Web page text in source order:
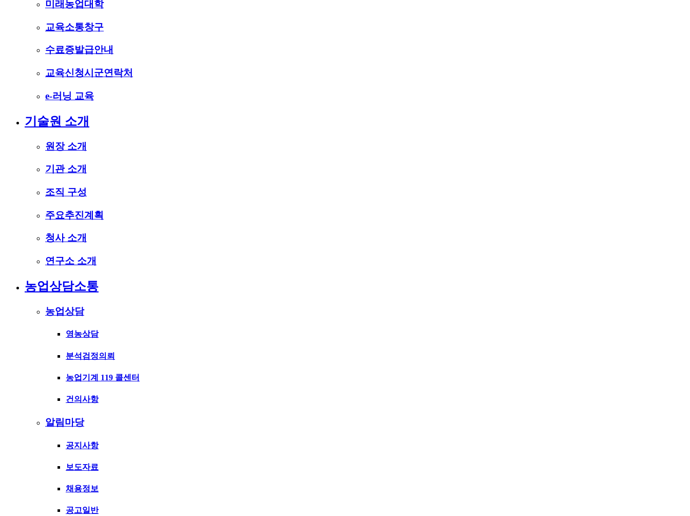
미래농업대학
교육소통창구
수료증발급안내
교육신청시군연락처
e-러닝 교육
기술원 소개
원장 소개
기관 소개
조직 구성
주요추진계획
청사 소개
연구소 소개
농업상담소통
농업상담
영농상담
분석검정의뢰
농업기계 119 콜센터
건의사항
알림마당
공지사항
보도자료
채용정보
공고일반